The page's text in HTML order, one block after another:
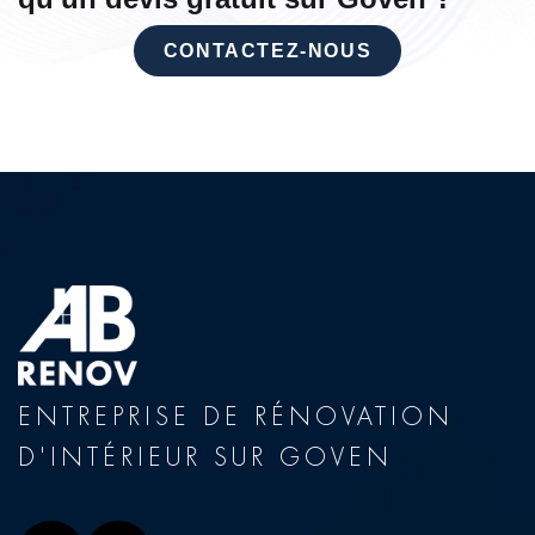
CONTACTEZ-NOUS
ENTREPRISE DE RÉNOVATION
D'INTÉRIEUR SUR GOVEN